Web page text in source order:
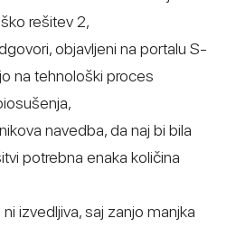
rešitev 2,
objavljeni na portalu S-
na tehnološki proces
navedba, da naj bi bila
potrebna enaka količina
izvedljiva, saj zanjo manjka